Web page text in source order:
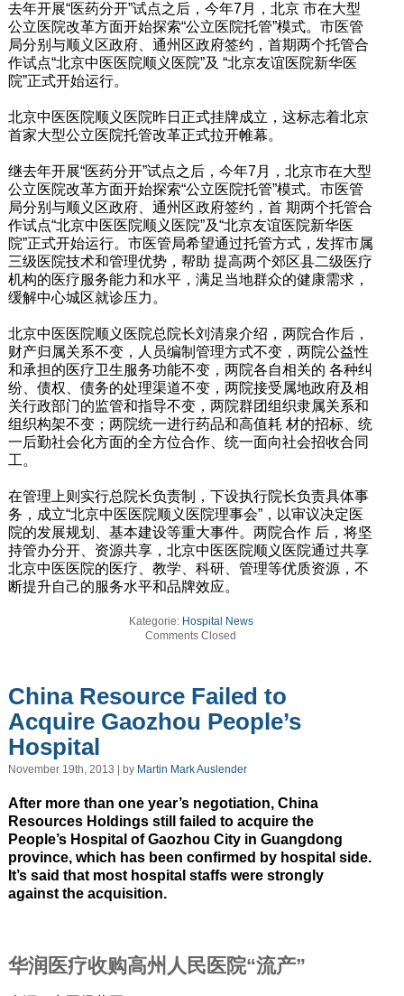
去年开展“医药分开”试点之后，今年7月，北京 市在大型
公立医院改革方面开始探索“公立医院托管”模式。市医管
局分别与顺义区政府、通州区政府签约，首期两个托管合
作试点“北京中医医院顺义医院”及 “北京友谊医院新华医
院”正式开始运行。
北京中医医院顺义医院昨日正式挂牌成立，这标志着北京
首家大型公立医院托管改革正式拉开帷幕。
继去年开展“医药分开”试点之后，今年7月，北京市在大型
公立医院改革方面开始探索“公立医院托管”模式。市医管
局分别与顺义区政府、通州区政府签约，首 期两个托管合
作试点“北京中医医院顺义医院”及“北京友谊医院新华医
院”正式开始运行。市医管局希望通过托管方式，发挥市属
三级医院技术和管理优势，帮助 提高两个郊区县二级医疗
机构的医疗服务能力和水平，满足当地群众的健康需求，
缓解中心城区就诊压力。
北京中医医院顺义医院总院长刘清泉介绍，两院合作后，
财产归属关系不变，人员编制管理方式不变，两院公益性
和承担的医疗卫生服务功能不变，两院各自相关的 各种纠
纷、债权、债务的处理渠道不变，两院接受属地政府及相
关行政部门的监管和指导不变，两院群团组织隶属关系和
组织构架不变；两院统一进行药品和高值耗 材的招标、统
一后勤社会化方面的全方位合作、统一面向社会招收合同
工。
在管理上则实行总院长负责制，下设执行院长负责具体事
务，成立“北京中医医院顺义医院理事会”，以审议决定医
院的发展规划、基本建设等重大事件。两院合作 后，将坚
持管办分开、资源共享，北京中医医院顺义医院通过共享
北京中医医院的医疗、教学、科研、管理等优质资源，不
断提升自己的服务水平和品牌效应。
Kategorie: Hospital News
Comments Closed
China Resource Failed to
Acquire Gaozhou People’s
Hospital
November 19th, 2013 | by Martin Mark Auslender
After more than one year’s negotiation, China
Resources Holdings still failed to acquire the
People’s Hospital of Gaozhou City in Guangdong
province, which has been confirmed by hospital side.
It’s said that most hospital staffs were strongly
against the acquisition.
华润医疗收购高州人民医院“流产”